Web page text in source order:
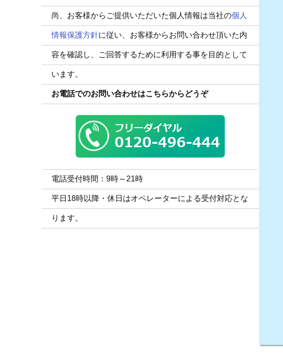
尚、お客様からご提供いただいた個人情報は当社の個人
情報保護方針に従い、お客様からお問い合わせ頂いた内
容を確認し、ご回答するために利用する事を目的として
います。
お電話でのお問い合わせはこちらからどうぞ
電話受付時間：9時～21時
平日18時以降・休日はオペレーターによる受付対応とな
ります。